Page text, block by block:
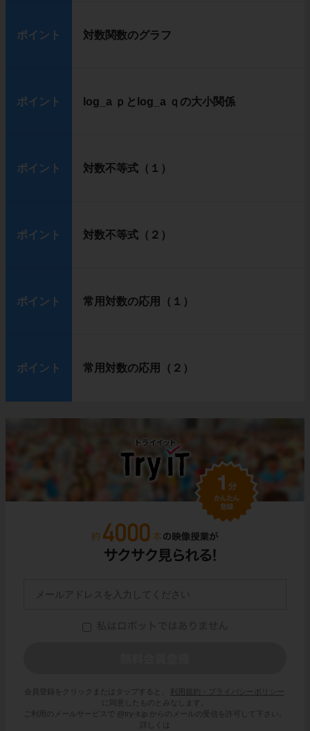
ポイント 対数関数のグラフ
ポイント log_a ｐとlog_a ｑの大小関係
ポイント 対数不等式（１）
ポイント 対数不等式（２）
ポイント 常用対数の応用（１）
ポイント 常用対数の応用（２）
会員登録をクリックまたはタップすると、
利用規約・プライバシーポリシー
に同意したものとみなします。
ご利用のメールサービスで @try-it.jp からのメールの受信を許可して下さい。
詳しくは